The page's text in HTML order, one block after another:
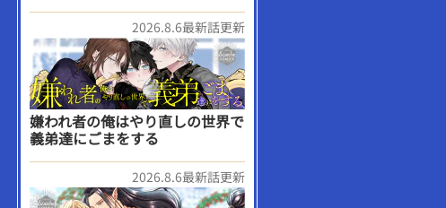
2026.8.6最新話更新
嫌われ者の俺はやり直しの世界で
義弟達にごまをする
2026.8.6最新話更新